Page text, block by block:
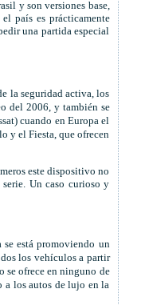
y son versiones base,
país es prácticamente
una partida especial
la seguridad activa, los
del 2006, y también se
cuando en Europa el
y el Fiesta, que ofrecen
este dispositivo no
Un caso curioso y
está promoviendo un
los vehículos a partir
se ofrece en ninguno de
a los autos de lujo en la